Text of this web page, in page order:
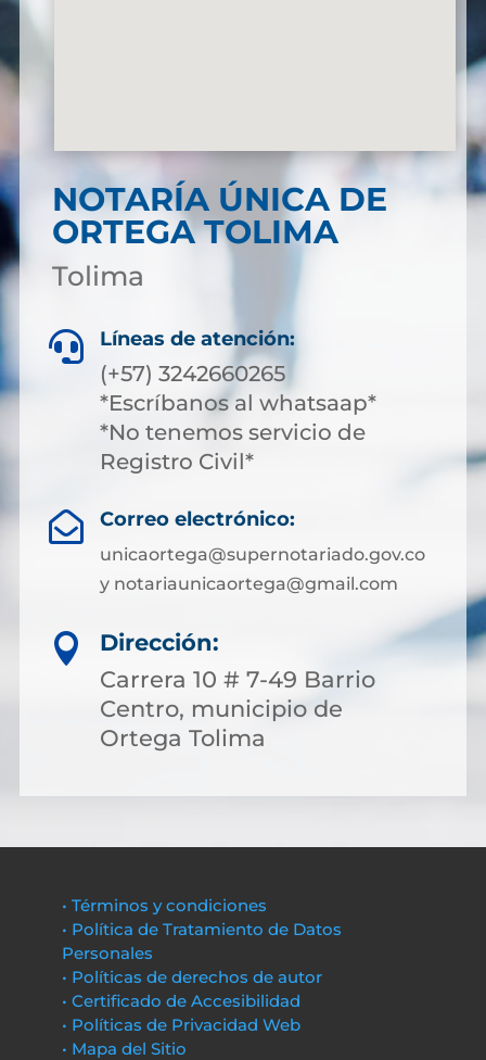
NOTARÍA ÚNICA DE
ORTEGA TOLIMA
Tolima
 Líneas de atención:
(+57) 3242660265
*Escríbanos al whatsaap*
*No tenemos servicio de
Registro Civil*
 Correo electrónico:
unicaortega@supernotariado.gov.co
y notariaunicaortega@gmail.com

Dirección:
Carrera 10 # 7-49 Barrio
Centro, municipio de
Ortega Tolima
• Términos y condiciones
• Política de Tratamiento de Datos
Personales
• Políticas de derechos de autor
• Certificado de Accesibilidad
• Políticas de Privacidad Web
• Mapa del Sitio